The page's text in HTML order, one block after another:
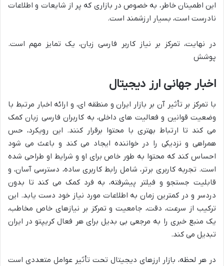
این اطمینان خاطر، به خصوص در بازاری که پر از شایعات و اطلاعات
نادرست است، بسیار ارزشمند است.
در نهایت، تمرکز بر نیاز کاربر فارسی زبان، یک تمایز مهم است.
پوشش
اخبار جهانی ارز دیجیتال
با تمرکز بر تأثیر آن بر بازار ایران و منطقه ای، و ارائه اخبار مرتبط با
وضعیت قوانین و فعالیت های داخلی، به کاربران فارسی زبان کمک
می کند تا ارتباط بهتری با محتوا برقرار کنند. این رویکرد، حس
همراهی و نزدیکی را در خواننده ایجاد می کند و باعث می شود
احساس کند که محتوا به طور خاص برای او و شرایط او طراحی شده
است. تجربه کاربری برتر، شامل رابط کاربری ساده، دسترسی آسان، و
قابلیت جستجو و فیلتر پیشرفته، به فرد کمک می کند تا بدون
دردسر و در کمترین زمان به اطلاعات مورد نیاز خود دست یابد. این
ترکیب از سرعت، دقت، جامعیت و تمرکز بر نیازهای خاص مخاطب،
یک منبع خبری را به مرجعی بی بدیل برای هر فعال کریپتو در ایران
تبدیل می کند.
در هر لحظه، بازار ارزهای دیجیتال تحت تأثیر عوامل متعددی است